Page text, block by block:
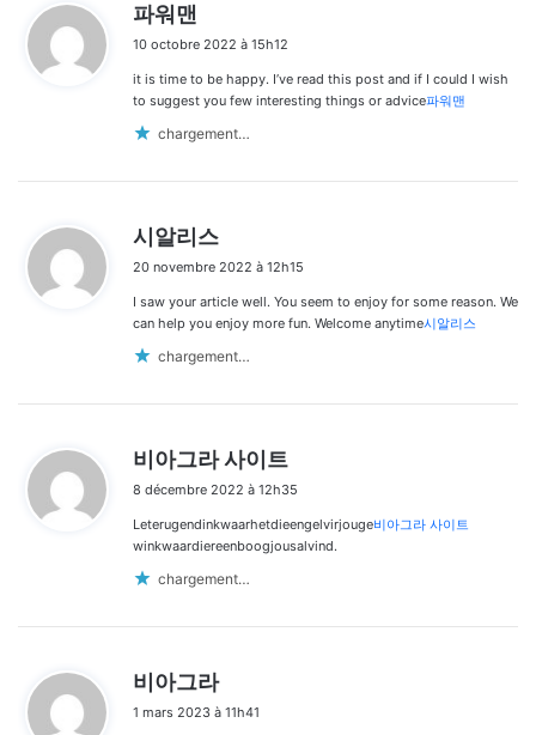
파워맨
t
:
10 octobre 2022 à 15h12
it is time to be happy. I’ve read this post and if I could I wish
to suggest you few interesting things or advice파워맨
chargement…
시알리스
t
:
20 novembre 2022 à 12h15
I saw your article well. You seem to enjoy for some reason. We
can help you enjoy more fun. Welcome anytime시알리스
chargement…
비아그라 사이트
t
:
8 décembre 2022 à 12h35
Leterugendinkwaarhetdieengelvirjouge비아그라 사이트
winkwaardiereenboogjousalvind.
chargement…
비아그라
t
1 mars 2023 à 11h41